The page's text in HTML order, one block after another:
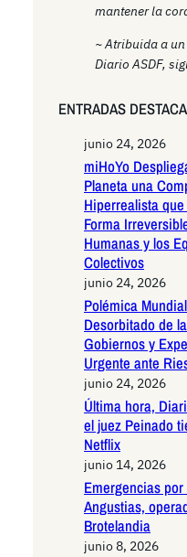
mantener la
~ Atribuida a
Diario ASDF,
ENTRADAS
junio 24, 2026
miHoYo
Planeta una
Hiperrealista
Forma
Humanas y los
Colectivos
junio 24, 2026
Polémica
Desorbitado de
Gobiernos y
Urgente ante
junio 24, 2026
Última hora,
el juez Peinado
Netflix
junio 14, 2026
Emergencias
Angustias,
Brotelandia
junio 8, 2026